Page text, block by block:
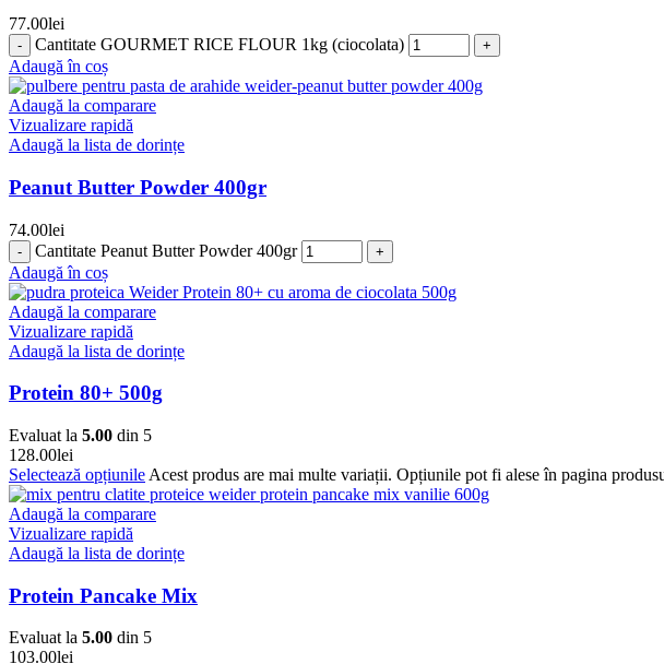
77.00lei
Cantitate GOURMET RICE FLOUR 1kg (ciocolata)
Adaugă în coș
Adaugă la comparare
Vizualizare rapidă
Adaugă la lista de dorințe
Peanut Butter Powder 400gr
74.00lei
Cantitate Peanut Butter Powder 400gr
Adaugă în coș
Adaugă la comparare
Vizualizare rapidă
Adaugă la lista de dorințe
Protein 80+ 500g
Evaluat la 5.00 din 5
128.00lei
Selectează opțiunile Acest produs are mai multe variații. Opțiunile pot fi alese în pagina
Adaugă la comparare
Vizualizare rapidă
Adaugă la lista de dorințe
Protein Pancake Mix
Evaluat la 5.00 din 5
103.00lei